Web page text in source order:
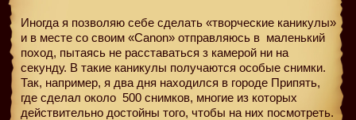
Иногда я позволяю себе сделать «творческие каникулы»
и в месте со своим «Canon» отправляюсь в маленький
поход, пытаясь не расставаться з камерой ни на
секунду. В такие каникулы получаются особые снимки.
Так, например, я два дня находился в городе Припять,
где сделал около 500 снимков, многие из которых
действительно достойны того, чтобы на них посмотреть.